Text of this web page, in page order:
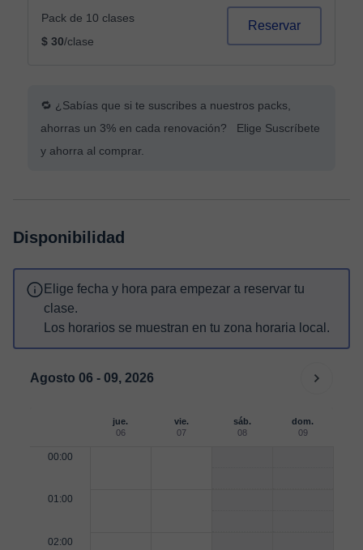
Pack de 10 clases
$ 30/clase
Reservar
🔁 ¿Sabías que si te suscribes a nuestros packs,
ahorras un 3% en cada renovación? Elige Suscríbete
y ahorra al comprar.
Disponibilidad
Elige fecha y hora para empezar a reservar tu
clase.
Los horarios se muestran en tu zona horaria local.
Agosto 06 - 09, 2026
jue.
06
vie.
07
sáb.
08
dom.
09
00:00
01:00
02:00